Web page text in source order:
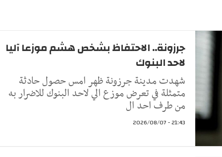
جرزونة.. الاحتفاظ بشخص هشم موزعا آليا
لاحد البنوك
شهدت مدينة جرزونة ظهر امس حصول حادثة
متمثلة في تعرض موزع الي لاحد البنوك للاضرار به
من طرف احد ال
21:43 - 2026/08/07